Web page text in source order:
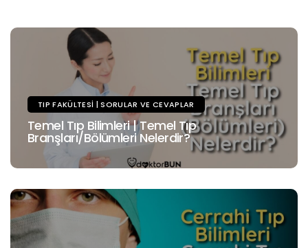
TIP FAKÜLTESI | SORULAR VE CEVAPLAR
Temel Tıp Bilimleri | Temel Tıp
Branşları/Bölümleri Nelerdir?